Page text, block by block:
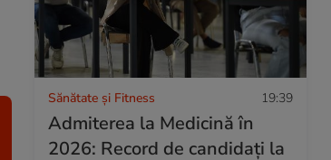
Sănătate și Fitness 19:39
Admiterea la Medicină în
2026: Record de candidați la